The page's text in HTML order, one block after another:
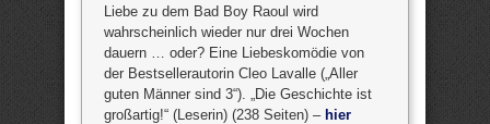
Liebe zu dem Bad Boy Raoul wird
wahrscheinlich wieder nur drei Wochen
dauern … oder? Eine Liebeskomödie von
der Bestsellerautorin Cleo Lavalle („Aller
guten Männer sind 3“). „Die Geschichte ist
großartig!“ (Leserin) (238 Seiten) – hier